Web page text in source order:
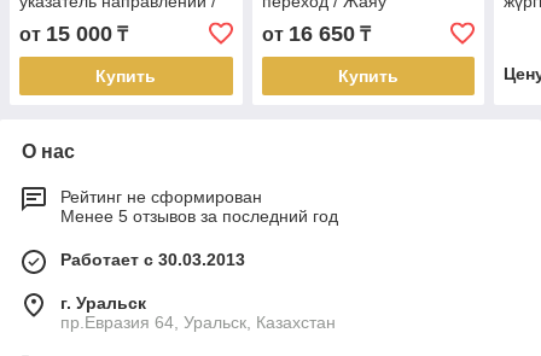
Бағыттардың алдын-ала
көрсеткіші/
от 15 000 ₸
Купить
жүргіншілер өткелі жол
белгесе
от 16 650₸
Купить
О нас
Рейтинг не сформирован
Менее 5 отзывов за последний год
Работает с 30.03.2013
г. Уральск
пр.Евразия 64, Уральск, Казахстан